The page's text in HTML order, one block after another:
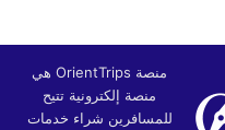
منصة OrientTrips هي
منصة إلكترونية تتيح
للمسافرين شراء خدمات